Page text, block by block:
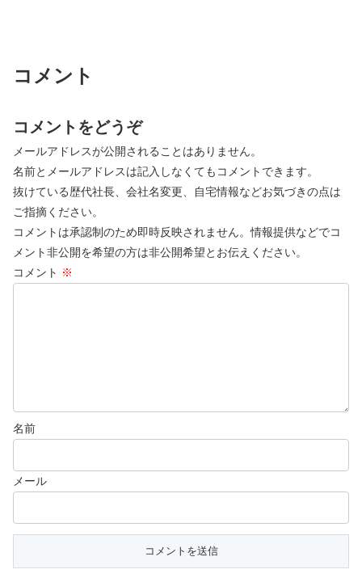
コメント
コメントをどうぞ
メールアドレスが公開されることはありません。
名前とメールアドレスは記入しなくてもコメントできます。
抜けている歴代社長、会社名変更、自宅情報などお気づきの点は
ご指摘ください。
コメントは承認制のため即時反映されません。情報提供などでコ
メント非公開を希望の方は非公開希望とお伝えください。
コメント ※
名前
メール